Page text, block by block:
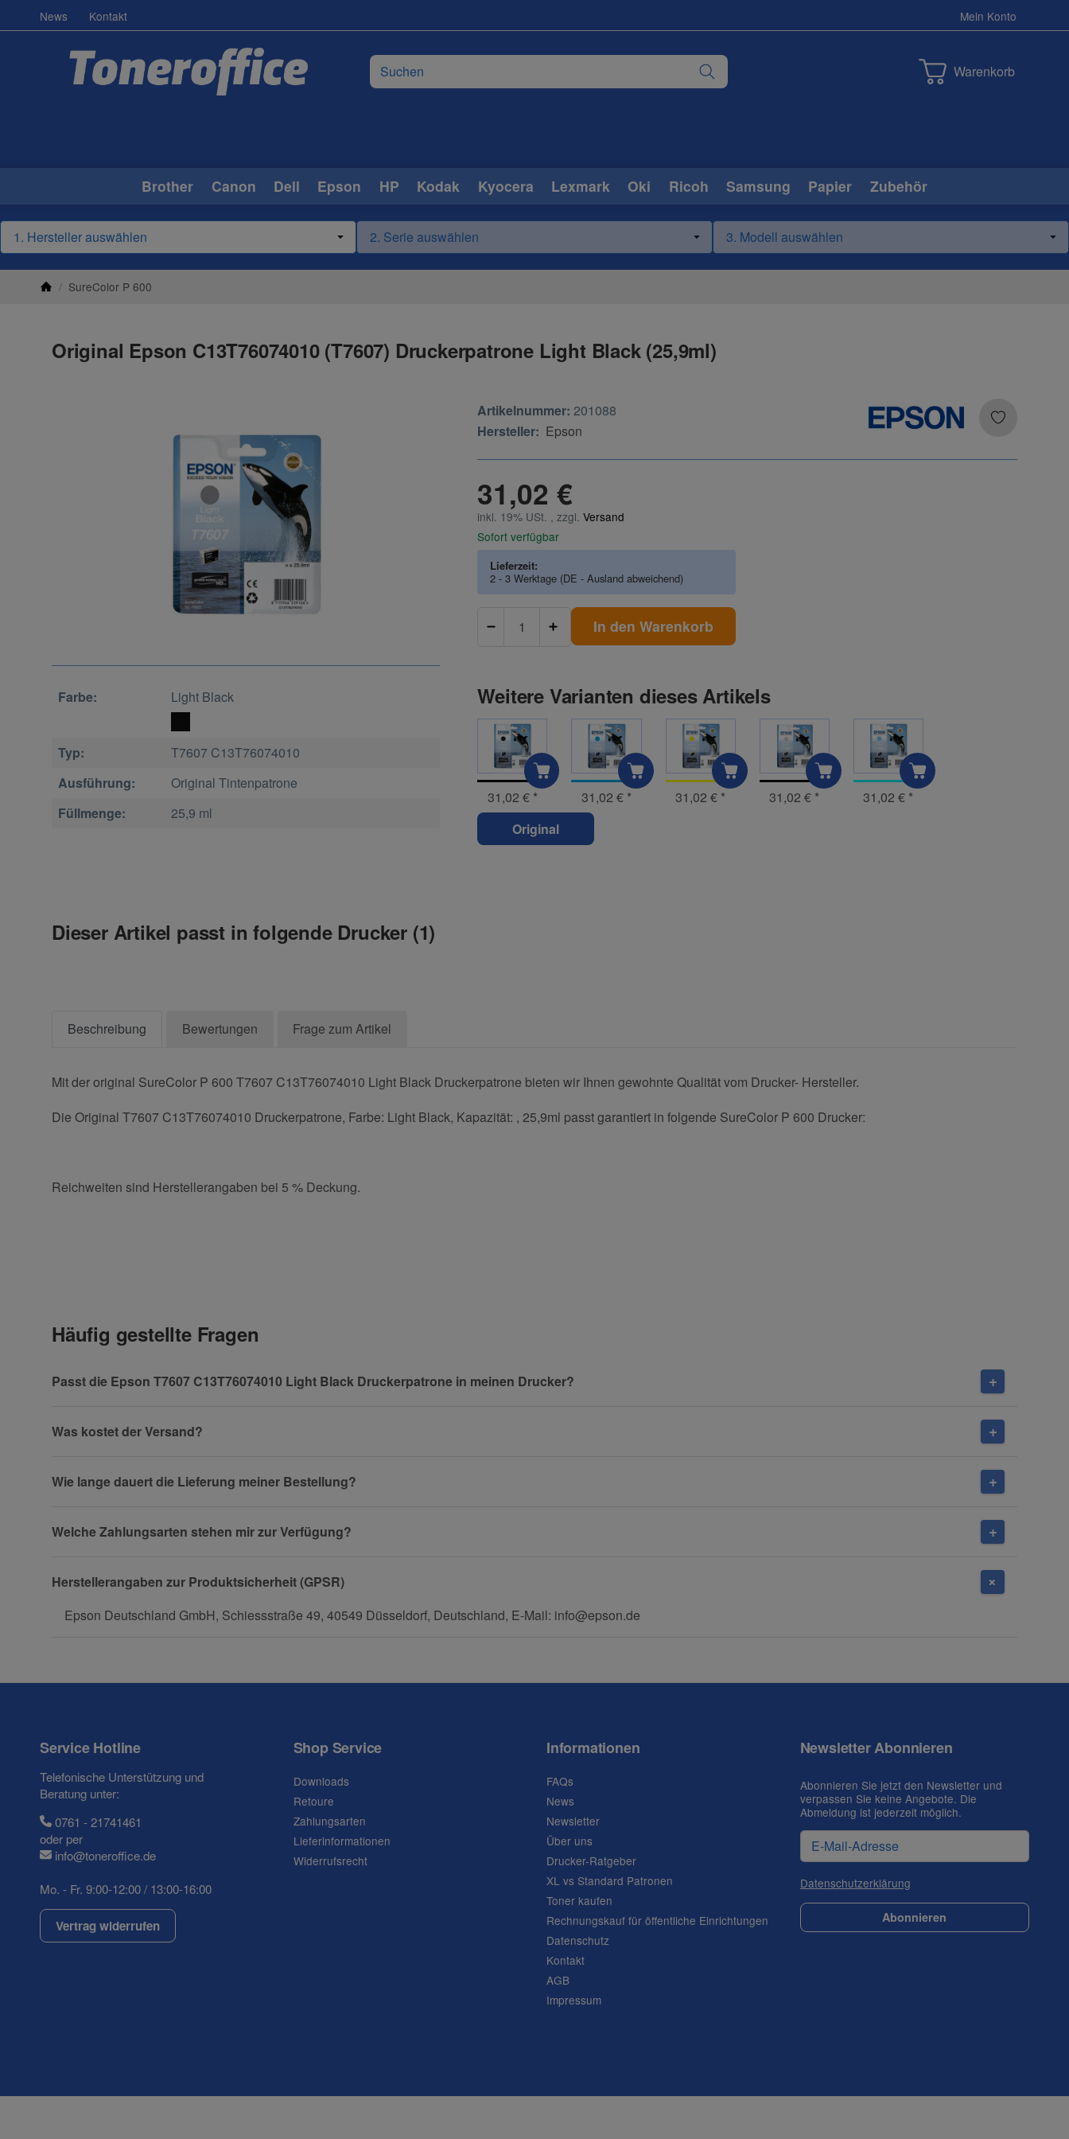
News Kontakt Mein Konto
Warenkorb
Brother Canon Dell Epson HP Kodak Kyocera Lexmark Oki Ricoh Samsung Papier Zubehör
/ SureColor P 600
Original Epson C13T76074010 (T7607) Druckerpatrone Light Black (25,9ml)
Farbe: Light Black
Typ:
T7607 C13T76074010
Ausführung:
Original Tintenpatrone
Füllmenge:
25,9 ml
Artikelnummer: 201088
Hersteller: Epson
31,02 €
inkl. 19% USt. , zzgl.Versand
Sofort verfügbar
Lieferzeit:
2 - 3 Werktage (DE - Ausland abweichend)
In den Warenkorb
Weitere Varianten dieses Artikels
31,02 € * 31,02 € * 31,02 € * 31,02 € * 31,02 € *
Original
Dieser Artikel passt in folgende Drucker (1)
Beschreibung Bewertungen Frage zum Artikel
Mit der original SureColor P 600 T7607 C13T76074010 Light Black Druckerpatrone bieten wir Ihnen gewohnte Qualität vom Drucker- Hersteller.
Die Original T7607 C13T76074010 Druckerpatrone, Farbe: Light Black, Kapazität: , 25,9ml passt garantiert in folgende SureColor P 600 Drucker:
Reichweiten sind Herstellerangaben bei 5 % Deckung.
Telefon
Fax
Ihre Frage
Häufig gestellte Fragen
Passt die Epson T7607 C13T76074010 Light Black Druckerpatrone in meinen Drucker?
Was kostet der Versand?
Wie lange dauert die Lieferung meiner Bestellung?
Welche Zahlungsarten stehen mir zur Verfügung?
Herstellerangaben zur Produktsicherheit (GPSR)
Epson Deutschland GmbH, Schiessstraße 49, 40549 Düsseldorf, Deutschland, E-Mail: info@epson.de
Service Hotline
Telefonische Unterstützung und
Beratung unter:
0761 - 21741461
oder per
info@toneroffice.de
Mo. - Fr. 9:00-12:00 / 13:00-16:00
Vertrag widerrufen
Shop Service
Downloads
Retoure
Zahlungsarten
Lieferinformationen
Widerrufsrecht
Informationen
FAQs
News
Newsletter
Über uns
Drucker-Ratgeber
XL vs Standard Patronen
Toner kaufen
Rechnungskauf für öffentliche Einrichtungen
Datenschutz
Kontakt
AGB
Impressum
Newsletter Abonnieren
Abonnieren Sie jetzt den Newsletter und
verpassen Sie keine Angebote. Die
Abmeldung ist jederzeit möglich.
Datenschutzerklärung
Abonnieren